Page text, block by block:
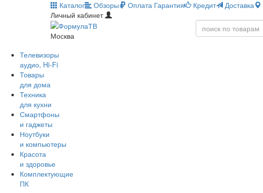
Каталог Обзоры Оплата Гарантия Кредит Доставка
Личный кабинет
Москва
Телевизоры
аудио, Hi-Fi
Товары
для дома
Техника
для кухни
Смартфоны
и гаджеты
Ноутбуки
и компьютеры
Красота
и здоровье
Комплектующие
ПК